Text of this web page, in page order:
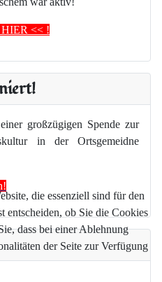
HIER << !
großzügigen Spende zur
in der Ortsgemeidne
die essenziell sind für den
entscheiden, ob Sie die Cookies
dass bei einer Ablehnung
der Seite zur Verfügung